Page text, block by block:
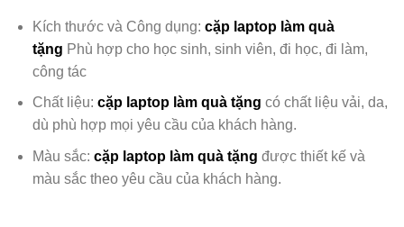
Kích thước và Công dụng: cặp laptop làm quà
tặng Phù hợp cho học sinh, sinh viên, đi học, đi làm,
công tác
Chất liệu: cặp laptop làm quà tặng có chất liệu vải, da,
dù phù hợp mọi yêu cầu của khách hàng.
Màu sắc: cặp laptop làm quà tặng được thiết kế và
màu sắc theo yêu cầu của khách hàng.